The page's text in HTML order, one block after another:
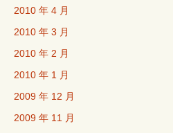
2010 年 4 月
2010 年 3 月
2010 年 2 月
2010 年 1 月
2009 年 12 月
2009 年 11 月